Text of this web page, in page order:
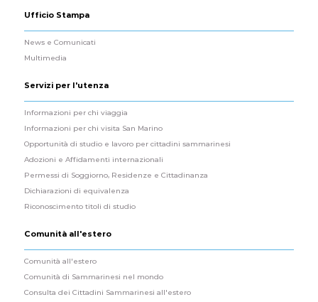
Ufficio Stampa
News e Comunicati
Multimedia
Servizi per l'utenza
Informazioni per chi viaggia
Informazioni per chi visita San Marino
Opportunità di studio e lavoro per cittadini sammarinesi
Adozioni e Affidamenti internazionali
Permessi di Soggiorno, Residenze e Cittadinanza
Dichiarazioni di equivalenza
Riconoscimento titoli di studio
Comunità all'estero
Comunità all'estero
Comunità di Sammarinesi nel mondo
Consulta dei Cittadini Sammarinesi all'estero